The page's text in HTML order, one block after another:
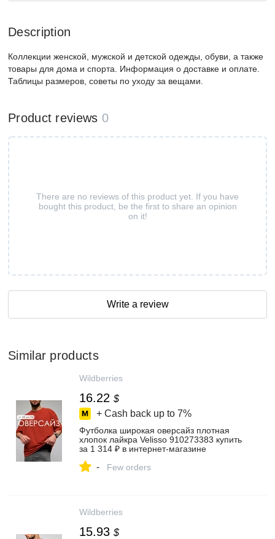
Description
Коллекции женской, мужской и детской одежды, обуви, а также
товары для дома и спорта. Информация о доставке и оплате.
Таблицы размеров, советы по уходу за вещами.
Product reviews 0
There are no reviews of this product yet. If you have
bought this product, be the first to share an opinion
on it!
Write a review
Similar products
Wildberries
16.22 $
+ Cash back up to 7%
Футболка широкая оверсайз плотная
хлопок лайкра Velisso 910273383 купить
за 1 314 ₽ в интернет‑магазине
- Few orders
Wildberries
15.93 $